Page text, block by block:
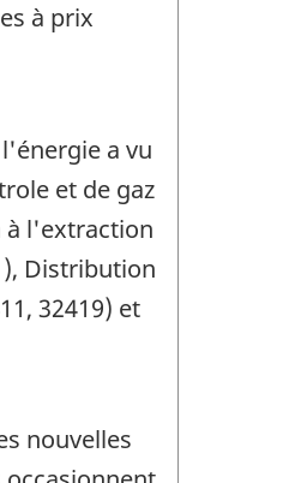
à prix
a vu
et de gaz
à l'extraction
Distribution
32419) et
nouvelles